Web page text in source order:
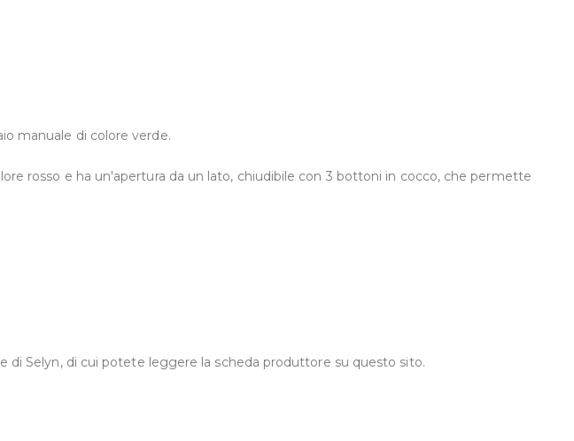
manuale di colore verde.
rosso e ha un'apertura da un lato, chiudibile con 3 bottoni in cocco, che permette
di Selyn, di cui potete leggere la scheda produttore su questo sito.